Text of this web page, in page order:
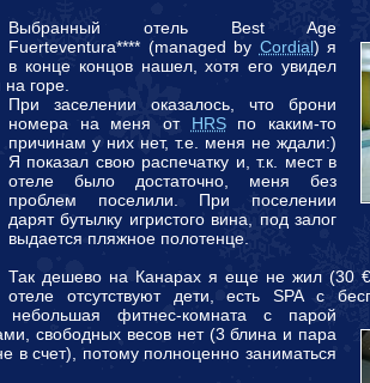
Выбранный отель Best Age
Fuerteventura**** (managed by Cordial) я
в конце концов нашел, хотя его увидел
горе.
При заселении оказалось, что брони
номера на меня от HRSпо каким-то
причинам у них нет, т.е. меня не ждали:)
Я показал свою распечатку и, т.к. мест в
отеле было достаточно, меня без
проблем поселили. При поселении
дарят бутылку игристого вина, под залог
выдается пляжное полотенце.
Так дешево на Канарах я еще не жил (30
отеле отсутствуют дети, есть SPA с
небольшая фитнес-комната с парой
свободных весов нет (3 блина и пара
в счет), потому полноценно заниматься